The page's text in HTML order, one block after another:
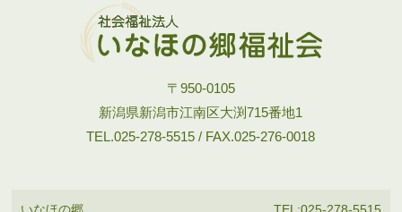
〒950-0105
新潟県新潟市江南区大渕715番地1
TEL.025-278-5515 / FAX.025-276-0018
いなほの郷 TEL:025-278-5515